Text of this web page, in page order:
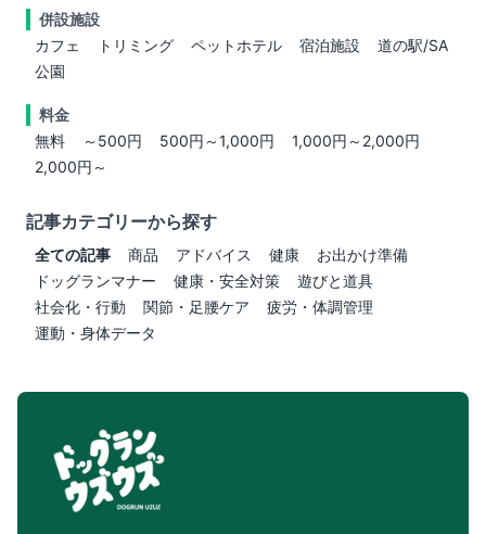
併設施設
カフェ
トリミング ペットホテル 宿泊施設
道の駅/SA
公園
料金
無料
～500円 500円～1,000円
1,000円～2,000円
2,000円～
記事カテゴリーから探す
全ての記事 商品 アドバイス 健康
お出かけ準備
ドッグランマナー
健康・安全対策
遊びと道具
社会化・行動
関節・足腰ケア
疲労・体調管理
運動・身体データ